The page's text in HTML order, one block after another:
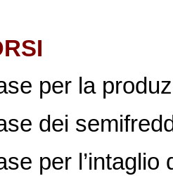
per la
dei
per l’intaglio